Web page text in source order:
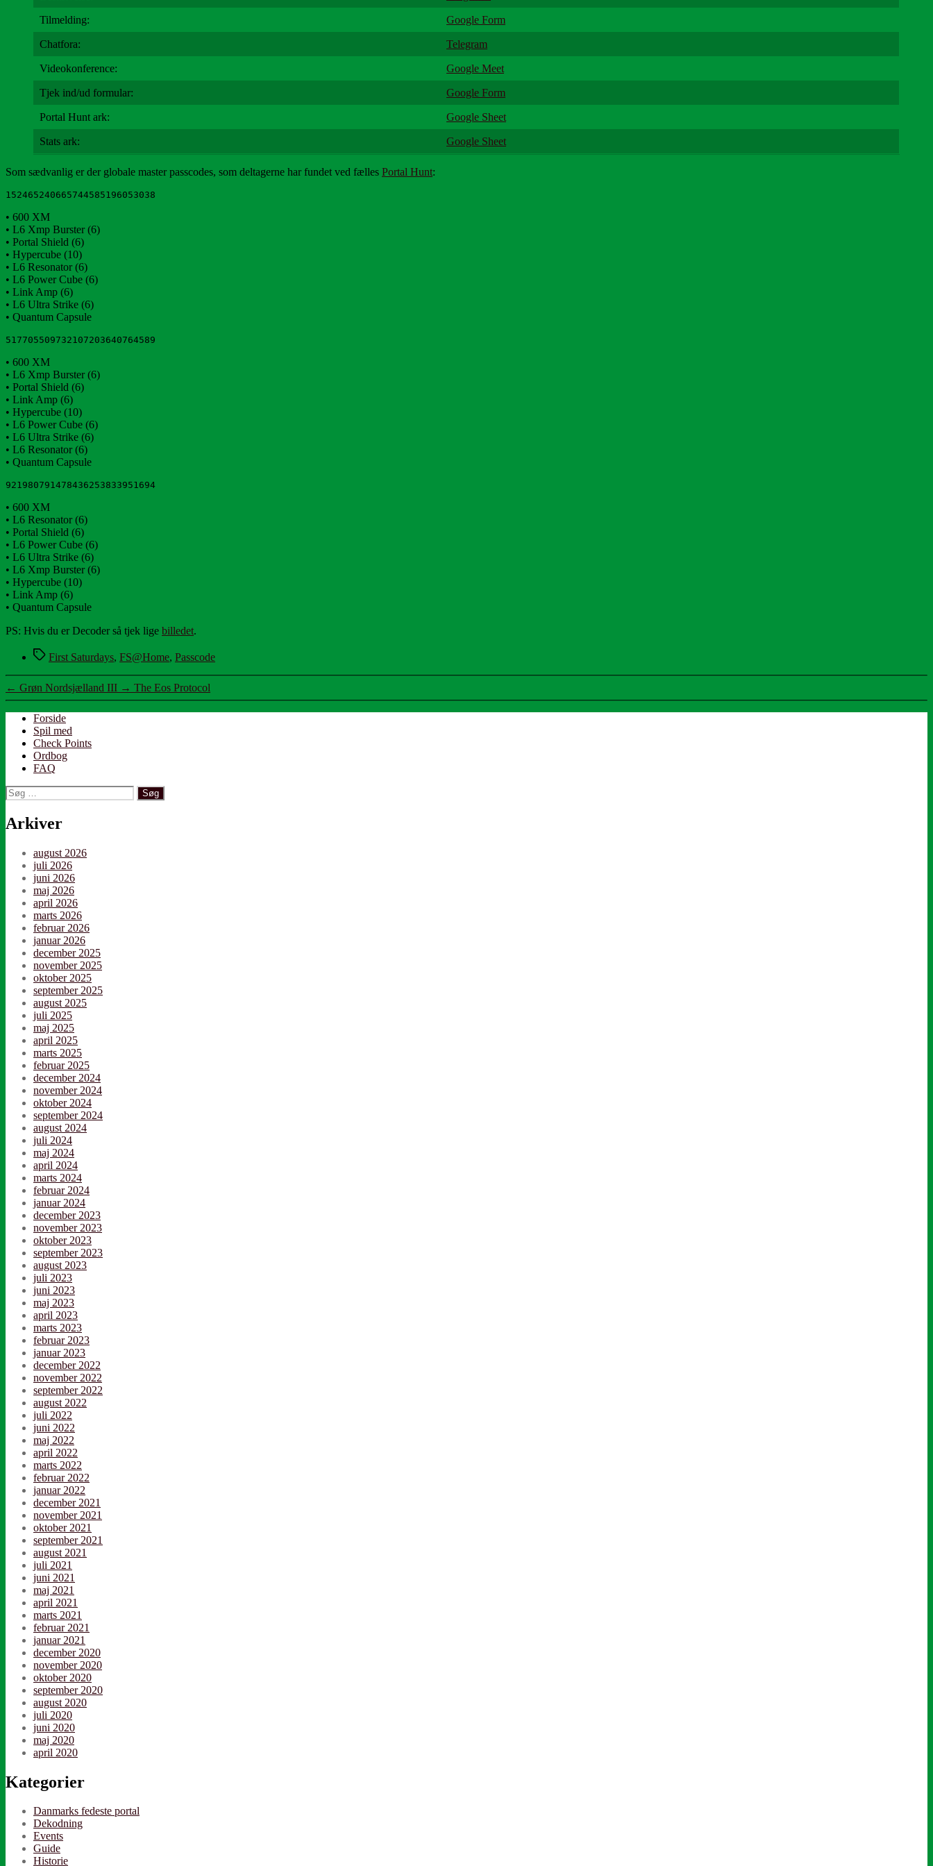
Tilmelding: Google Form
Chatfora: Telegram
Videokonference: Google Meet
Tjek ind/ud formular: Google Form
Portal Hunt ark: Google Sheet
Stats ark: Google Sheet
Som sædvanlig er der globale master passcodes, som deltagerne har fundet ved fælles Portal Hunt:
152465240665744585196053038
• 600 XM
• L6 Xmp Burster (6)
• Portal Shield (6)
• Hypercube (10)
• L6 Resonator (6)
• L6 Power Cube (6)
• Link Amp (6)
• L6 Ultra Strike (6)
• Quantum Capsule
517705509732107203640764589
• 600 XM
• L6 Xmp Burster (6)
• Portal Shield (6)
• Link Amp (6)
• Hypercube (10)
• L6 Power Cube (6)
• L6 Ultra Strike (6)
• L6 Resonator (6)
• Quantum Capsule
921980791478436253833951694
• 600 XM
• L6 Resonator (6)
• Portal Shield (6)
• L6 Power Cube (6)
• L6 Ultra Strike (6)
• L6 Xmp Burster (6)
• Hypercube (10)
• Link Amp (6)
• Quantum Capsule
PS: Hvis du er Decoder så tjek lige billedet.
TagsFirst Saturdays, FS@Home, Passcode
← Grøn Nordsjælland III → The Eos Protocol
Forside
Spil med
Check Points
Ordbog
FAQ
Søg
efter:
Arkiver
august 2026
juli 2026
juni 2026
maj 2026
april 2026
marts 2026
februar 2026
januar 2026
december 2025
november 2025
oktober 2025
september 2025
august 2025
juli 2025
maj 2025
april 2025
marts 2025
februar 2025
december 2024
november 2024
oktober 2024
september 2024
august 2024
juli 2024
maj 2024
april 2024
marts 2024
februar 2024
januar 2024
december 2023
november 2023
oktober 2023
september 2023
august 2023
juli 2023
juni 2023
maj 2023
april 2023
marts 2023
februar 2023
januar 2023
december 2022
november 2022
september 2022
august 2022
juli 2022
juni 2022
maj 2022
april 2022
marts 2022
februar 2022
januar 2022
december 2021
november 2021
oktober 2021
september 2021
august 2021
juli 2021
juni 2021
maj 2021
april 2021
marts 2021
februar 2021
januar 2021
december 2020
november 2020
oktober 2020
september 2020
august 2020
juli 2020
juni 2020
maj 2020
april 2020
Kategorier
Danmarks fedeste portal
Dekodning
Events
Guide
Historie